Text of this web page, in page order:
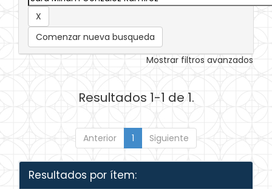
Comenzar nueva busqueda
Mostrar filtros avanzados
Resultados 1-1 de 1.
Anterior 1 Siguiente
Resultados por ítem: